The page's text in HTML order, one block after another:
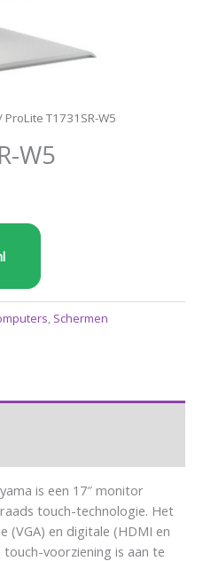
ProLite T1731SR-W5
W5
, Schermen
is een 17″ monitor
touch-technologie. Het
(VGA) en digitale (HDMI en
voorziening is aan te